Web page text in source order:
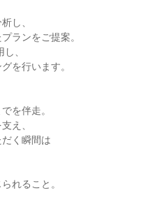
し、
ランをご提案。
、
を行います。
を伴走。
え、
だく瞬間は
れること。